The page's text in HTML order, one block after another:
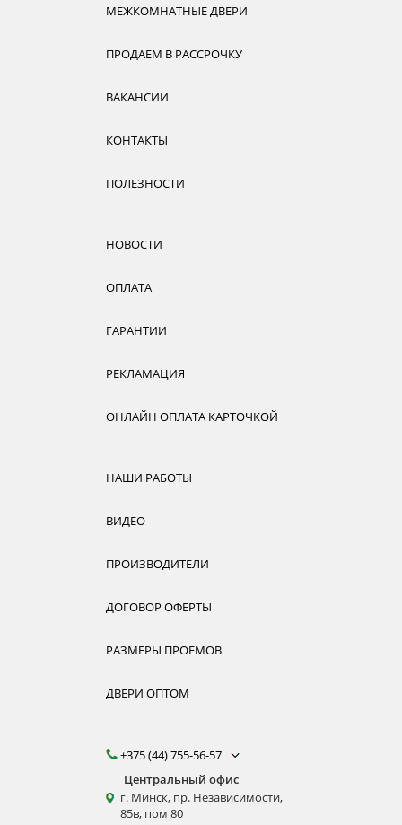
МЕЖКОМНАТНЫЕ ДВЕРИ
ПРОДАЕМ В РАССРОЧКУ
ВАКАНСИИ
КОНТАКТЫ
ПОЛЕЗНОСТИ
НОВОСТИ
ОПЛАТА
ГАРАНТИИ
РЕКЛАМАЦИЯ
ОНЛАЙН ОПЛАТА КАРТОЧКОЙ
НАШИ РАБОТЫ
ВИДЕО
ПРОИЗВОДИТЕЛИ
ДОГОВОР ОФЕРТЫ
РАЗМЕРЫ ПРОЕМОВ
ДВЕРИ ОПТОМ
+375 (44) 755-56-57
Центральный офис
г. Минск, пр. Независимости,
85в, пом 80